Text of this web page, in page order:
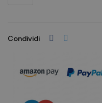
Condividi